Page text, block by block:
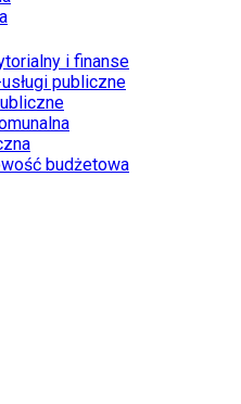
i finanse
publiczne
budżetowa